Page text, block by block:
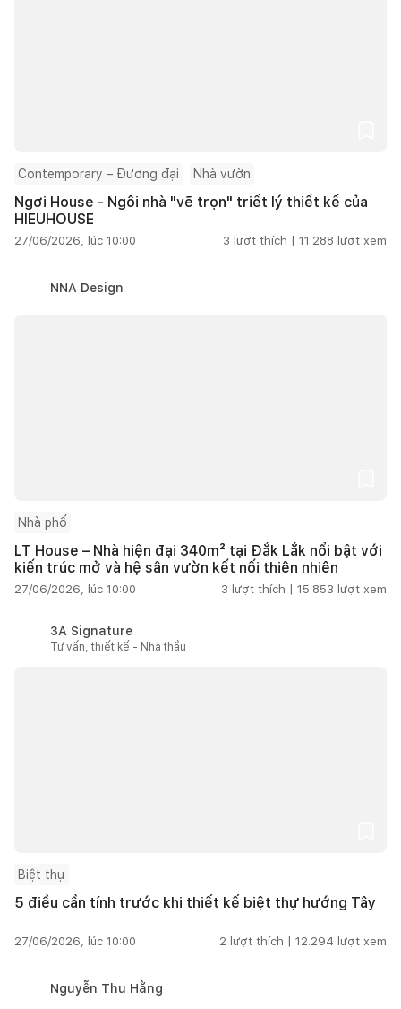
Contemporary – Đương đại Nhà vườn
Ngơi House - Ngôi nhà "vẽ trọn" triết lý thiết kế của
HIEUHOUSE
27/06/2026, lúc 10:00 3 lượt thích | 11.288 lượt xem
NNA Design
Nhà phố
LT House – Nhà hiện đại 340m² tại Đắk Lắk nổi bật với
kiến trúc mở và hệ sân vườn kết nối thiên nhiên
27/06/2026, lúc 10:00 3 lượt thích | 15.853 lượt xem
3A Signature
Tư vấn, thiết kế - Nhà thầu
Biệt thự
5 điều cần tính trước khi thiết kế biệt thự hướng Tây
27/06/2026, lúc 10:00 2 lượt thích | 12.294 lượt xem
Nguyễn Thu Hằng